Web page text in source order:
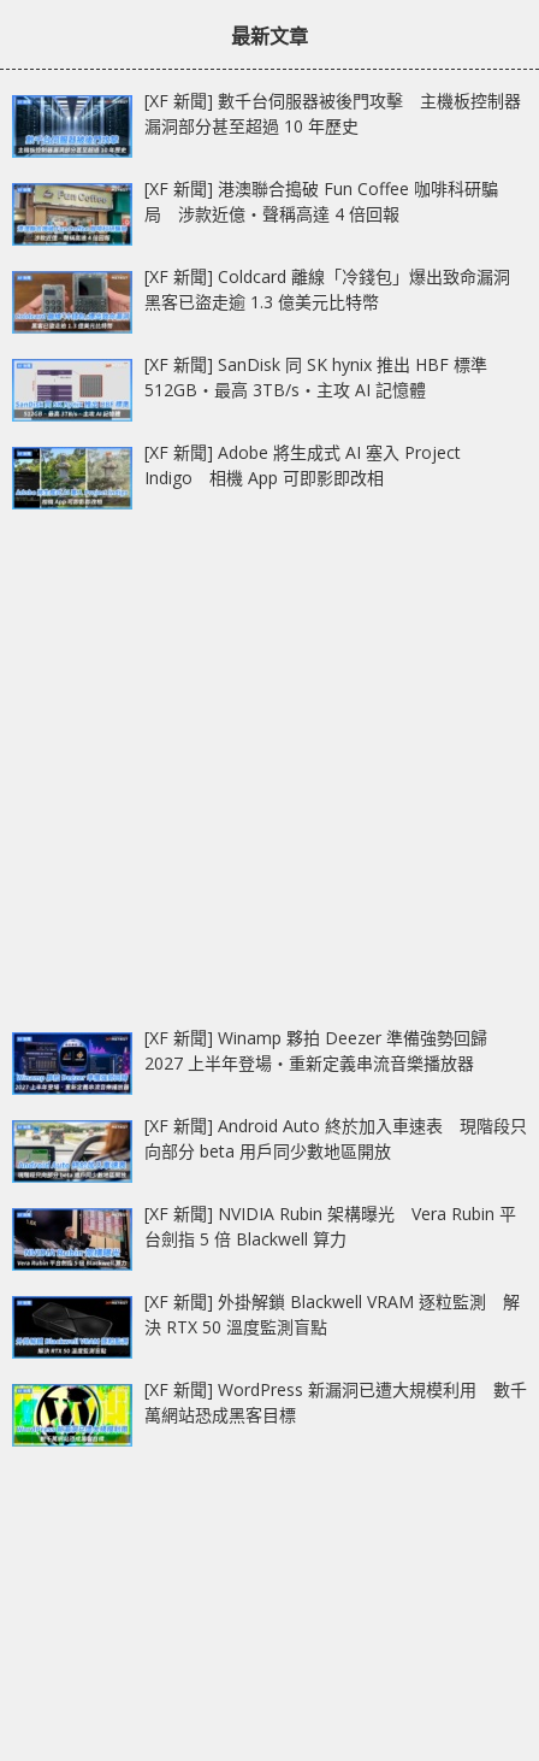
最新文章
[XF 新聞] 數千台伺服器被後門攻擊 主機板控制器
漏洞部分甚至超過 10 年歷史
[XF 新聞] 港澳聯合搗破 Fun Coffee 咖啡科研騙
局 涉款近億‧聲稱高達 4 倍回報
[XF 新聞] Coldcard 離線「冷錢包」爆出致命漏洞
黑客已盜走逾 1.3 億美元比特幣
[XF 新聞] SanDisk 同 SK hynix 推出 HBF 標準
512GB‧最高 3TB/s‧主攻 AI 記憶體
[XF 新聞] Adobe 將生成式 AI 塞入 Project
Indigo 相機 App 可即影即改相
[XF 新聞] Winamp 夥拍 Deezer 準備強勢回歸
2027 上半年登場‧重新定義串流音樂播放器
[XF 新聞] Android Auto 終於加入車速表 現階段只
向部分 beta 用戶同少數地區開放
[XF 新聞] NVIDIA Rubin 架構曝光 Vera Rubin 平
台劍指 5 倍 Blackwell 算力
[XF 新聞] 外掛解鎖 Blackwell VRAM 逐粒監測 解
決 RTX 50 溫度監測盲點
[XF 新聞] WordPress 新漏洞已遭大規模利用 數千
萬網站恐成黑客目標